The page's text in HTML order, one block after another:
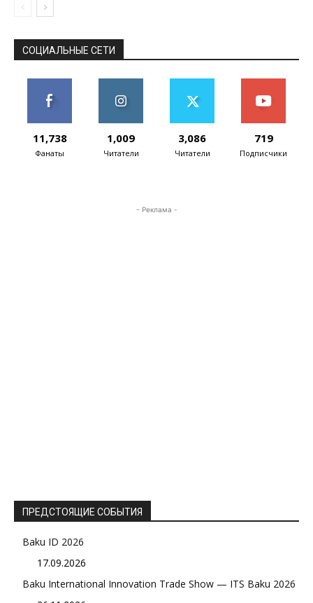
СОЦИАЛЬНЫЕ СЕТИ
11,738
Фанаты
1,009
Читатели
3,086
Читатели
719
Подписчики
- Реклама -
ПРЕДСТОЯЩИЕ СОБЫТИЯ
Baku ID 2026
17.09.2026
Baku International Innovation Trade Show — ITS Baku 2026